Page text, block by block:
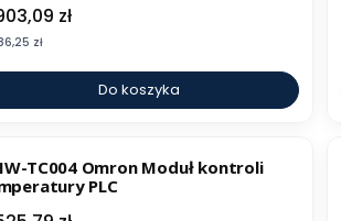
zł
zł
Do koszyka
TC004 Omron Moduł kontroli
PLC